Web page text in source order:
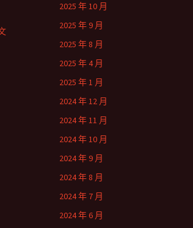
2025 年 10 月
2025 年 9 月
2025 年 8 月
2025 年 4 月
2025 年 1 月
2024 年 12 月
2024 年 11 月
2024 年 10 月
2024 年 9 月
2024 年 8 月
2024 年 7 月
2024 年 6 月